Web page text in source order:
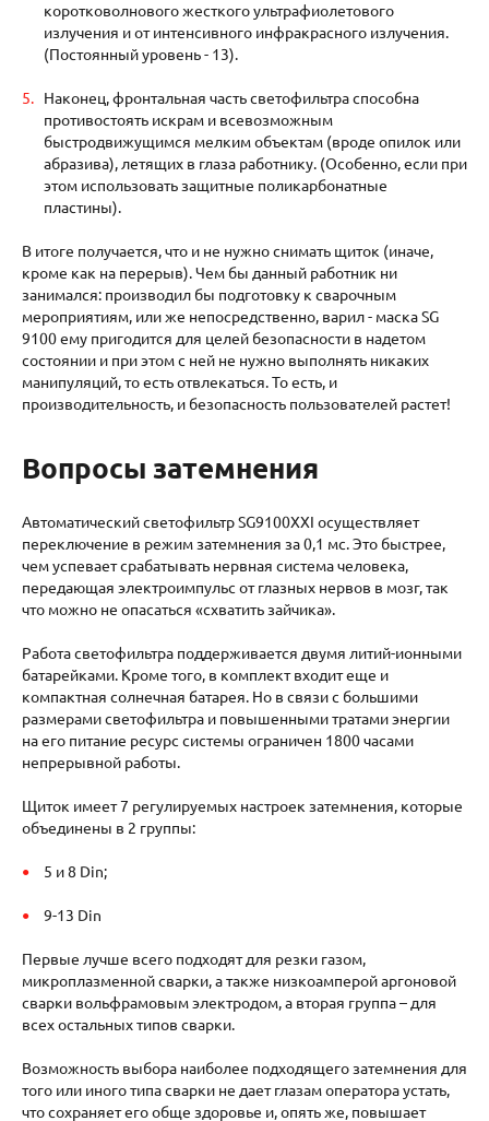
коротковолнового жесткого ультрафиолетового
излучения и от интенсивного инфракрасного излучения.
(Постоянный уровень - 13).
Наконец, фронтальная часть светофильтра способна
противостоять искрам и всевозможным
быстродвижущимся мелким объектам (вроде опилок или
абразива), летящих в глаза работнику. (Особенно, если при
этом использовать защитные поликарбонатные
пластины).
В итоге получается, что и не нужно снимать щиток (иначе,
кроме как на перерыв). Чем бы данный работник ни
занимался: производил бы подготовку к сварочным
мероприятиям, или же непосредственно, варил - маска SG
9100 ему пригодится для целей безопасности в надетом
состоянии и при этом с ней не нужно выполнять никаких
манипуляций, то есть отвлекаться. То есть, и
производительность, и безопасность пользователей растет!
Вопросы затемнения
Автоматический светофильтр SG9100XXI осуществляет
переключение в режим затемнения за 0,1 мс. Это быстрее,
чем успевает срабатывать нервная система человека,
передающая электроимпульс от глазных нервов в мозг, так
что можно не опасаться «схватить зайчика».
Работа светофильтра поддерживается двумя литий-ионными
батарейками. Кроме того, в комплект входит еще и
компактная солнечная батарея. Но в связи с большими
размерами светофильтра и повышенными тратами энергии
на его питание ресурс системы ограничен 1800 часами
непрерывной работы.
Щиток имеет 7 регулируемых настроек затемнения, которые
объединены в 2 группы:
5 и 8 Din;
9-13 Din
Первые лучше всего подходят для резки газом,
микроплазменной сварки, а также низкоамперой аргоновой
сварки вольфрамовым электродом, а вторая группа – для
всех остальных типов сварки.
Возможность выбора наиболее подходящего затемнения для
того или иного типа сварки не дает глазам оператора устать,
что сохраняет его обще здоровье и, опять же, повышает